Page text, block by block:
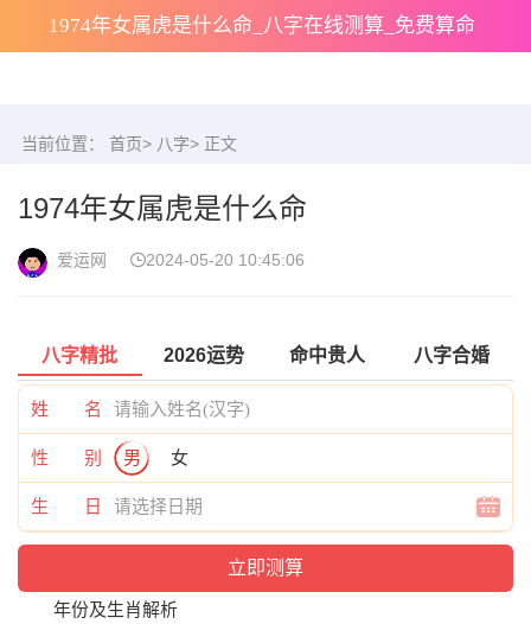
1974年女属虎是什么命_八字在线测算_免费算命
当前位置： 首页> 八字> 正文
1974年女属虎是什么命
爱运网 2024-05-20 10:45:06
八字精批 2026运势 命中贵人 八字合婚
姓 名
性 别 男 女
生 日
年份及生肖解析